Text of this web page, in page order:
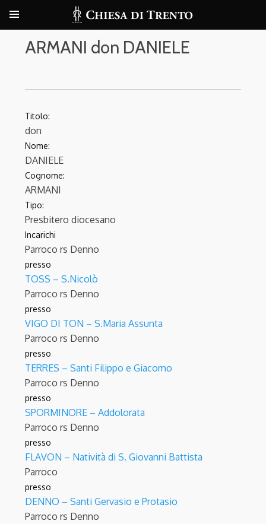
ARMANI don DANIELE
Titolo:
don
Nome:
DANIELE
Cognome:
ARMANI
Tipo:
Presbitero diocesano
Incarichi
Parroco rs Denno
presso
TOSS – S.Nicolò
Parroco rs Denno
presso
VIGO DI TON – S.Maria Assunta
Parroco rs Denno
presso
TERRES – Santi Filippo e Giacomo
Parroco rs Denno
presso
SPORMINORE – Addolorata
Parroco rs Denno
presso
FLAVON – Natività di S. Giovanni Battista
Parroco
presso
DENNO – Santi Gervasio e Protasio
Parroco rs Denno